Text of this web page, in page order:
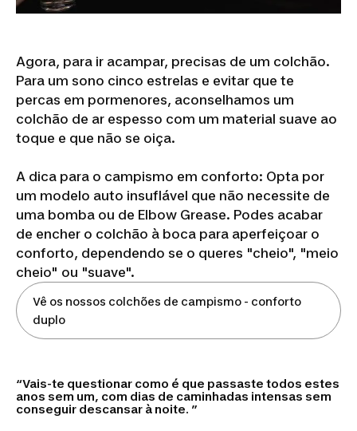
Agora, para ir acampar, precisas de um colchão.
Para um sono cinco estrelas e evitar que te
percas em pormenores, aconselhamos um
colchão de ar espesso com um material suave ao
toque e que não se oiça.
A dica para o campismo em conforto: Opta por
um modelo auto insuflável que não necessite de
uma bomba ou de Elbow Grease. Podes acabar
de encher o colchão à boca para aperfeiçoar o
conforto, dependendo se o queres "cheio", "meio
cheio" ou "suave".
Vê os nossos colchões de campismo - conforto
duplo
Vais-te questionar como é que passaste todos estes
anos sem um, com dias de caminhadas intensas sem
conseguir descansar à noite.